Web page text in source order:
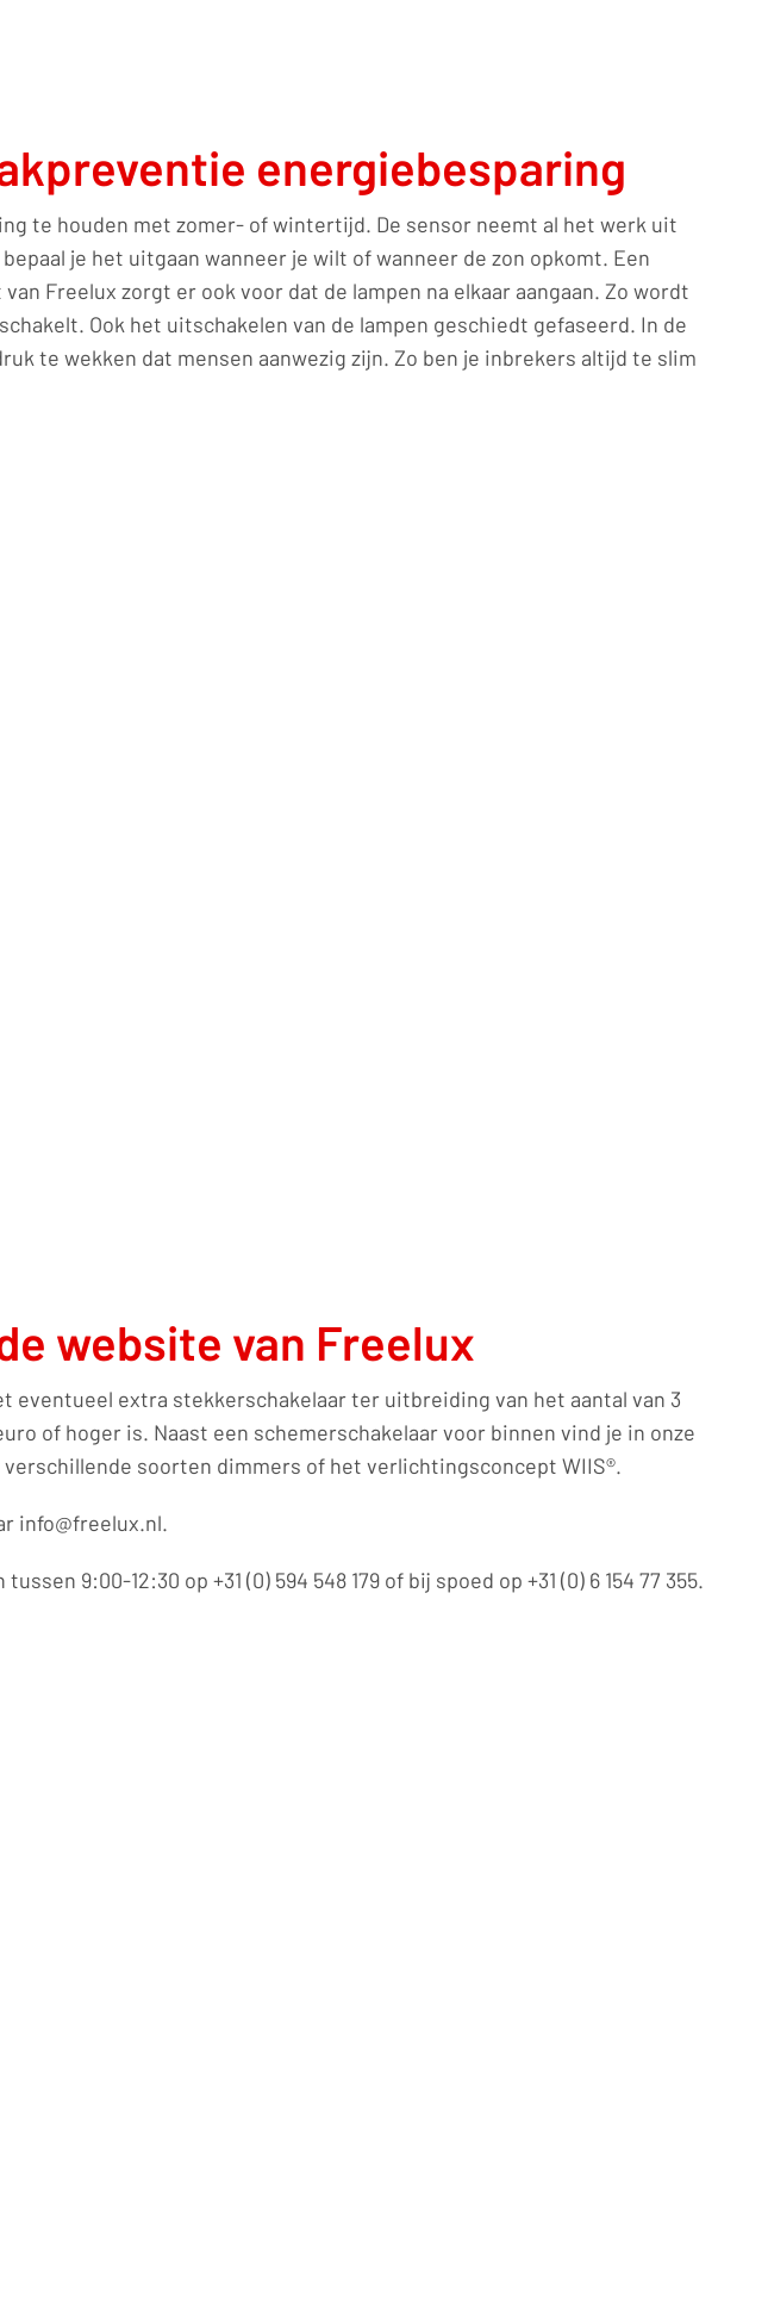
energiebesparing
te houden met zomer- of wintertijd. De sensor neemt al het werk uit
je het uitgaan wanneer je wilt of wanneer de zon opkomt. Een
Freelux zorgt er ook voor dat de lampen na elkaar aangaan. Zo wordt
Ook het uitschakelen van de lampen geschiedt gefaseerd. In de
te wekken dat mensen aanwezig zijn. Zo ben je inbrekers altijd te slim
website van Freelux
eventueel extra stekkerschakelaar ter uitbreiding van het aantal van 3
of hoger is. Naast een schemerschakelaar voor binnen vind je in onze
soorten dimmers of het verlichtingsconcept WIIS®.
info@freelux.nl.
9:00-12:30 op +31 (0) 594 548 179 of bij spoed op +31 (0) 6 154 77 355.